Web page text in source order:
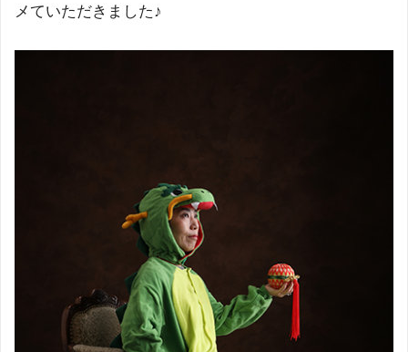
メていただきました♪